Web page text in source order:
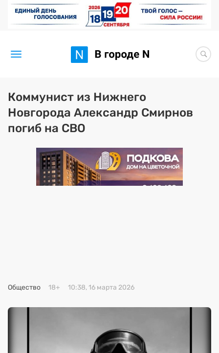
Новости
Статьи
BORЩ
Искусство исцелять
Коммунист из Нижнего
Новгорода Александр Смирнов
погиб на СВО
Общество 18+ 10:38, 16 марта 2026